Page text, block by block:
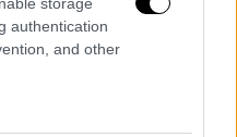
authentication
and other